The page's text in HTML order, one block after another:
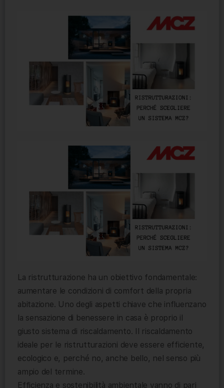
La ristrutturazione ha un obiettivo fondamentale:
aumentare le condizioni di comfort della propria
abitazione. Uno degli aspetti chiave che influenzano
la sensazione di benessere in casa è proprio il
giusto sistema di riscaldamento. Il riscaldamento
ideale per le ristrutturazioni deve essere efficiente,
ecologico e, perché no, anche bello, nel senso più
ampio del termine.
Efficienza e sostenibilità ambientale vanno di pari